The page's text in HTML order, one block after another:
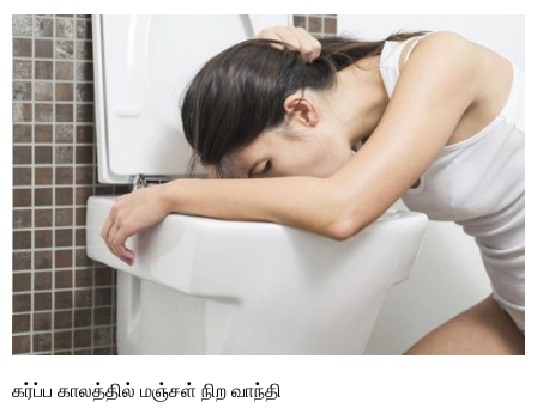
கர்ப்ப காலத்தில் மஞ்சள் நிற வாந்தி